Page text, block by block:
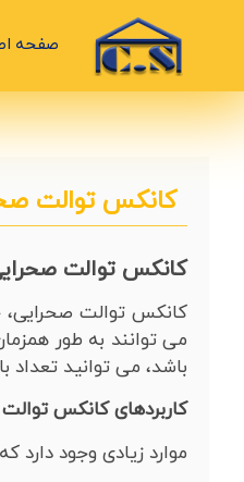
صفحه
کانکس توالت
کانکس توالت
کانکس توالت صحرایی،
می توانند به طور
باشد، می توانید تعداد
کاربردهای کانکس
موارد زیادی وجود دارد